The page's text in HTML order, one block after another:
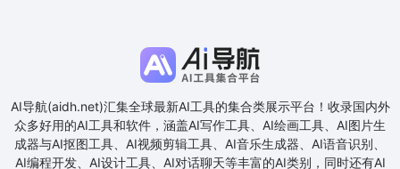
AI导航(aidh.net)汇集全球最新AI工具的集合类展示平台！收录国内外
众多好用的AI工具和软件，涵盖AI写作工具、AI绘画工具、AI图片生
成器与AI抠图工具、AI视频剪辑工具、AI音乐生成器、AI语音识别、
AI编程开发、AI设计工具、AI对话聊天等丰富的AI类别，同时还有AI